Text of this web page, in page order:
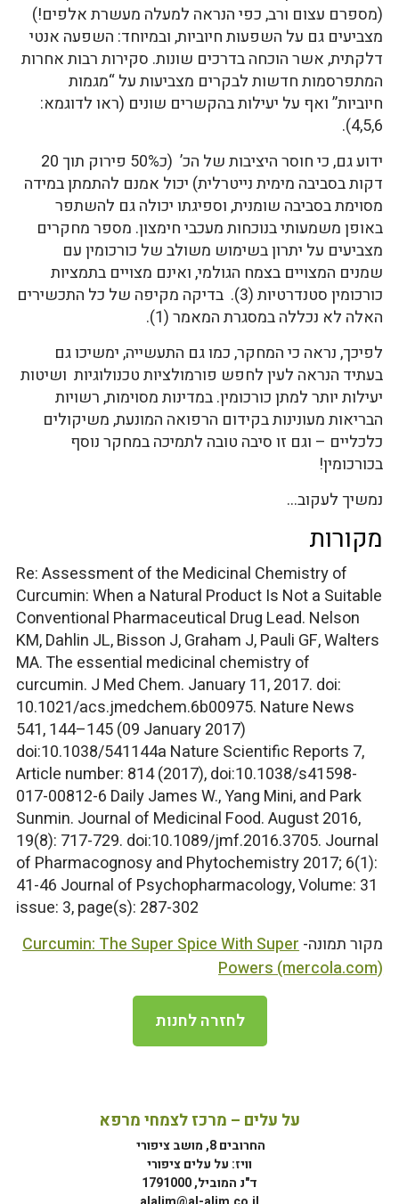
(מספרם עצום ורב, כפי הנראה למעלה מעשרת אלפים!)
מצביעים גם על השפעות חיוביות, ובמיוחד: השפעה אנטי
דלקתית, אשר הוכחה בדרכים שונות. סקירות רבות אחרות
המתפרסמות חדשות לבקרים מצביעות על “מגמות
חיוביות” ואף על יעילות בהקשרים שונים (ראו לדוגמא:
4,5,6).
ידוע גם, כי חוסר היציבות של הכ’ (כ50% פירוק תוך 20
דקות בסביבה מימית נייטרלית) יכול אמנם להתמתן במידה
מסוימת בסביבה שומנית, וספיגתו יכולה גם להשתפר
באופן משמעותי בנוכחות מעכבי חימצון. מספר מחקרים
מצביעים על יתרון בשימוש משולב של כורכומין עם
שמנים המצויים בצמח הגולמי, ואינם מצויים בתמציות
כורכומין סטנדרטיות (3). בדיקה מקיפה של כל התכשירים
האלה לא נכללה במסגרת המאמר (1).
לפיכך, נראה כי המחקר, כמו גם התעשייה, ימשיכו גם
בעתיד הנראה לעין לחפש פורמולציות טכנולוגיות ושיטות
יעילות יותר למתן כורכומין. במדינות מסוימות, רשויות
הבריאות מעונינות בקידום הרפואה המונעת, משיקולים
כלכליים – וגם זו סיבה טובה לתמיכה במחקר נוסף
בכורכומין!
נמשיך לעקוב…
מקורות
Re: Assessment of the Medicinal Chemistry of
Curcumin: When a Natural Product Is Not a Suitable
Conventional Pharmaceutical Drug Lead. Nelson
KM, Dahlin JL, Bisson J, Graham J, Pauli GF, Walters
MA. The essential medicinal chemistry of
curcumin. J Med Chem. January 11, 2017. doi:
10.1021/acs.jmedchem.6b00975. Nature News
541, 144–145 (09 January 2017)
doi:10.1038/541144a Nature Scientific Reports 7,
Article number: 814 (2017), doi:10.1038/s41598-
017-00812-6 Daily James W., Yang Mini, and Park
Sunmin. Journal of Medicinal Food. August 2016,
19(8): 717-729. doi:10.1089/jmf.2016.3705. Journal
of Pharmacognosy and Phytochemistry 2017; 6(1):
41-46 Journal of Psychopharmacology, Volume: 31
issue: 3, page(s): 287-302
מקור תמונה-Curcumin: The Super Spice With Super
Powers (mercola.com)
לחזרה לחנות
על עלים – מרכז לצמחי מרפא
החרובים 8, מושב ציפורי
וויז: על עלים ציפורי
ד"נ המוביל, 1791000